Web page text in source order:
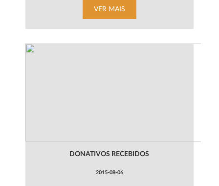
VER MAIS
DONATIVOS RECEBIDOS
2015-08-06